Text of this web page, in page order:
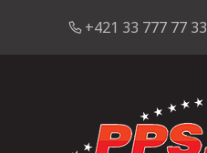
+421 33 777 77 33